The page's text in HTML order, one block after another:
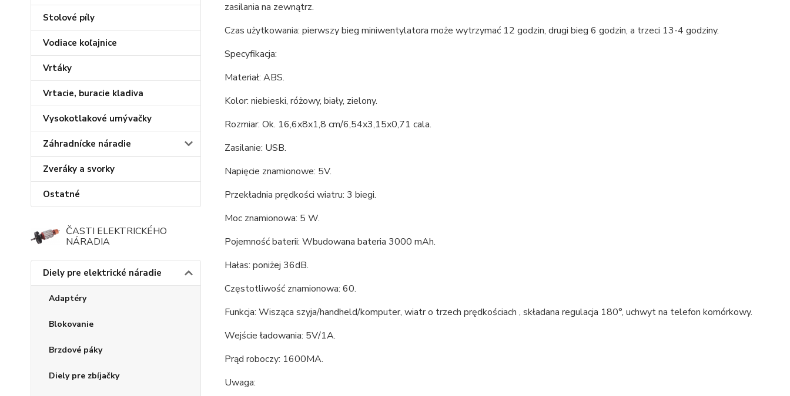
Stolové píly
Vodiace koľajnice
Vrtáky
Vrtacie, buracie kladiva
Vysokotlakové umývačky
Záhradnícke náradie
Zveráky a svorky
Ostatné
ČASTI ELEKTRICKÉHO
NÁRADIA
Diely pre elektrické náradie
Adaptéry
Blokovanie
Brzdové páky
Diely pre zbíjačky
zasilania na zewnątrz.
Czas użytkowania: pierwszy bieg miniwentylatora może wytrzymać 12 godzin, drugi bieg 6 godzin, a trzeci 13-4 godziny.
Specyfikacja:
Materiał: ABS.
Kolor: niebieski, różowy, biały, zielony.
Rozmiar: Ok. 16,6x8x1,8 cm/6,54x3,15x0,71 cala.
Zasilanie: USB.
Napięcie znamionowe: 5V.
Przekładnia prędkości wiatru: 3 biegi.
Moc znamionowa: 5 W.
Pojemność baterii: Wbudowana bateria 3000 mAh.
Hałas: poniżej 36dB.
Częstotliwość znamionowa: 60.
Funkcja: Wisząca szyja/handheld/komputer, wiatr o trzech prędkościach , składana regulacja 180°, uchwyt na telefon komórkowy.
Wejście ładowania: 5V/1A.
Prąd roboczy: 1600MA.
Uwaga: